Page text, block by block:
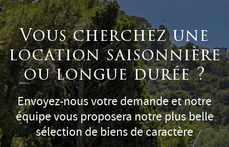
Vous cherchez une
location saisonnière
ou longue durée ?
Envoyez-nous votre demande et notre
équipe vous proposera notre plus belle
sélection de biens de caractère